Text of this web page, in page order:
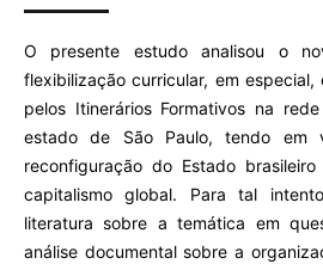
O presente estudo analisou o
flexibilização curricular, em especial,
pelos Itinerários Formativos na
estado de São Paulo, tendo em
reconfiguração do Estado
capitalismo global. Para tal
literatura sobre a temática em
análise documental sobre a